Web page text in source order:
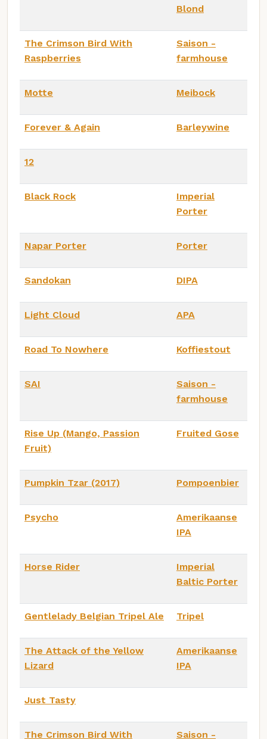
Blond
The Crimson Bird With
Raspberries
Saison -
farmhouse
Motte Meibock
Forever & Again Barleywine
12
Black Rock
Imperial
Porter
Napar Porter Porter
Sandokan DIPA
Light Cloud APA
Road To Nowhere Koffiestout
SAI
Saison -
farmhouse
Rise Up (Mango, Passion
Fruit)
Fruited Gose
Pumpkin Tzar (2017) Pompoenbier
Psycho
Amerikaanse
IPA
Horse Rider
Imperial
Baltic Porter
Gentlelady Belgian Tripel Ale Tripel
The Attack of the Yellow
Lizard
Amerikaanse
IPA
Just Tasty
The Crimson Bird With Saison -